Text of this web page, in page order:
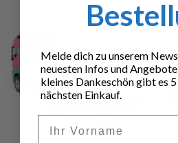
Melde dich zu unserem
neuesten Infos und
kleines Dankeschön gibt es
nächsten Einkauf.